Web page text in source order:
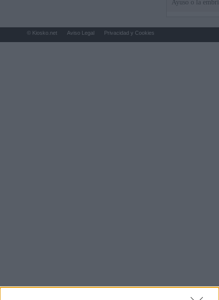
Ayuso o la
© Kiosko.net Aviso Legal Privacidad y Cookies